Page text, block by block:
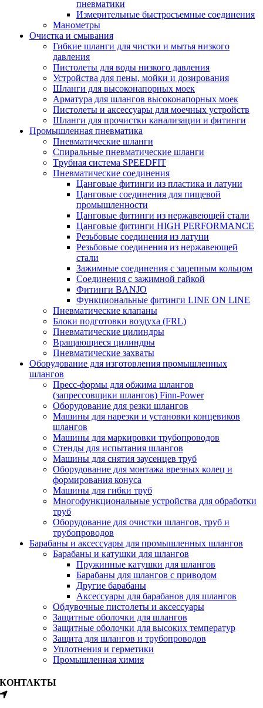
пневматики
Измерительные быстросъемные соединения
Манометры
Очистка и смывания
Гибкие шланги для чистки и мытья низкого
давления
Пистолеты для воды низкого давления
Устройства для пены, мойки и дозирования
Шланги для высоконапорных моек
Арматура для шлангов высоконапорных моек
Пистолеты и аксессуары для моечных устройств
Шланги для прочистки канализации и фитинги
Промышленная пневматика
Пневматические шланги
Спиральные пневматические шланги
Tрубная система SPEEDFIT
Пневматические соединения
Цанговые фитинги из пластика и латуни
Цанговые соединения для пищевой
промышленности
Цанговые фитинги из нержавеющей стали
Цанговые фитинги HIGH PERFORMANCE
Резьбовые соединения из латуни
Резьбовые соединения из нержавеющей
стали
Зажимные соединения с зацепным кольцом
Соединения с зажимной гайкой
Фитинги BANJO
Функциональные фитинги LINE ON LINE
Пневматические клапаны
Блоки подготовки воздуха (FRL)
Пневматические цилиндры
Вращающиеся цилиндры
Пневматические захваты
Оборудование для изготовления промышленных
шлангов
Пресс-формы для обжима шлангов
(запрессовщики шлангов) Finn-Power
Оборудование для резки шлангов
Машины для нарезки и установки концевиков
шлангов
Машины для маркировки трубопроводов
Стенды для испытания шлангов
Машины для снятия заусенцев труб
Оборудование для монтажа врезных колец и
формирования конуса
Машины для гибки труб
Многофункциональные устройства для обработки
труб
Оборудование для очистки шлангов, труб и
трубопроводов
Барабаны и аксессуары для промышленных шлангов
Барабаны и катушки для шлангов
Пружинные катушки для шлангов
Барабаны для шлангов с приводом
Другие барабаны
Аксессуары для барабанов для шлангов
Обдувочные пистолеты и аксессуары
Защитные оболочки для шлангов
Защитные оболочки для высоких температур
Защита для шлангов и трубопроводов
Уплотнения и герметики
Промышленная химия
КОНТАКТЫ